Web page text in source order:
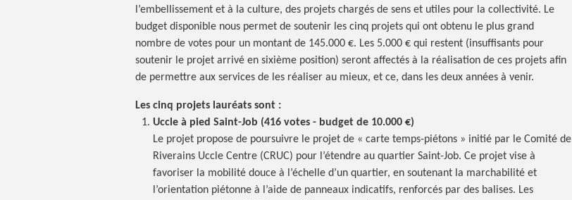
l’embellissement et à la culture, des projets chargés de sens et utiles pour la collectivité. Le
budget disponible nous permet de soutenir les cinq projets qui ont obtenu le plus grand
nombre de votes pour un montant de 145.000 €. Les 5.000 € qui restent (insuffisants pour
soutenir le projet arrivé en sixième position) seront affectés à la réalisation de ces projets afin
de permettre aux services de les réaliser au mieux, et ce, dans les deux années à venir.
Les cinq projets lauréats sont :
Uccle à pied Saint-Job (416 votes - budget de 10.000 €)
Le projet propose de poursuivre le projet de « carte temps-piétons » initié par le Comité de
Riverains Uccle Centre (CRUC) pour l’étendre au quartier Saint-Job. Ce projet vise à
favoriser la mobilité douce à l’échelle d’un quartier, en soutenant la marchabilité et
l’orientation piétonne à l’aide de panneaux indicatifs, renforcés par des balises. Les